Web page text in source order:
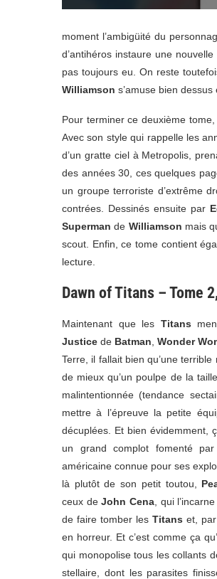
moment l’ambigüité du
d’antihéros instaure une
pas toujours eu. On reste
Williamson s’amuse bien
Pour terminer ce deuxième
Avec son style qui rappelle les
d’un gratte ciel à Metropolis,
des années 30, ces quelques
un groupe terroriste d’extrême
contrées. Dessinés ensuite par
Superman de Williamson mais
scout. Enfin, ce tome contient
lecture.
Dawn of Titans – Tome
Maintenant que les Titans
Justice de Batman ,Wonder
Terre, il fallait bien qu’une
de mieux qu’un poulpe de la
malintentionnée (tendance
mettre à l’épreuve la petite
décuplées. Et bien évidemment,
un grand complot fomenté par
américaine connue pour ses
là plutôt de son petit toutou,
ceux deJohn Cena , qui
de faire tomber lesTitans et,
en horreur. Et c’est comme ça
qui monopolise tous les collants
stellaire, dont les parasites